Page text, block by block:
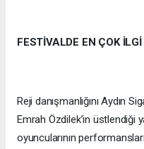
FESTİVALDE EN ÇOK
Reji danışmanlığını Aydın
Emrah Özdilek’in üstlendiği
oyuncularının